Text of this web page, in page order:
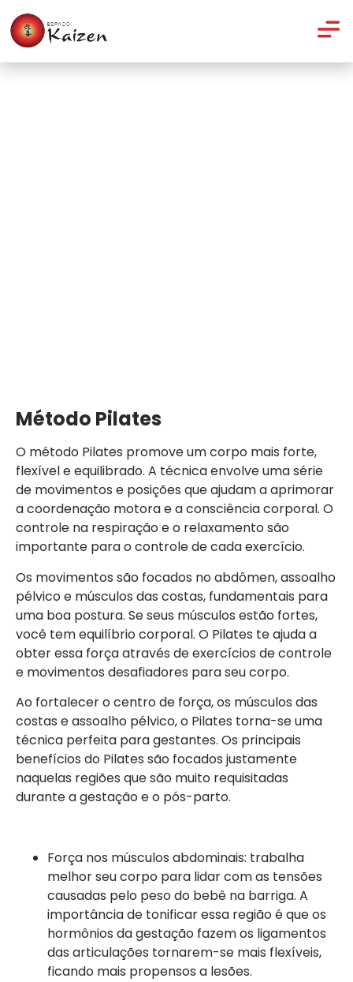
Método Pilates
O método Pilates promove um corpo mais forte,
flexível e equilibrado. A técnica envolve uma série
de movimentos e posições que ajudam a aprimorar
a coordenação motora e a consciência corporal. O
controle na respiração e o relaxamento são
importante para o controle de cada exercício.
Os movimentos são focados no abdômen, assoalho
pélvico e músculos das costas, fundamentais para
uma boa postura. Se seus músculos estão fortes,
você tem equilíbrio corporal. O Pilates te ajuda a
obter essa força através de exercícios de controle
e movimentos desafiadores para seu corpo.
Ao fortalecer o centro de força, os músculos das
costas e assoalho pélvico, o Pilates torna-se uma
técnica perfeita para gestantes. Os principais
benefícios do Pilates são focados justamente
naquelas regiões que são muito requisitadas
durante a gestação e o pós-parto.
Força nos músculos abdominais: trabalha
melhor seu corpo para lidar com as tensões
causadas pelo peso do bebê na barriga. A
importância de tonificar essa região é que os
hormônios da gestação fazem os ligamentos
das articulações tornarem-se mais flexíveis,
ficando mais propensos a lesões.